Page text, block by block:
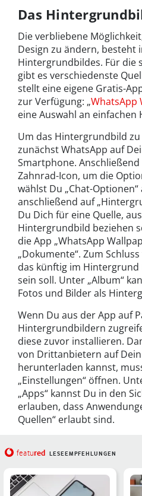
Das
Die verbliebene
Design zu ändern, besteht
Hintergrundbildes. Für die
gibt es verschiedenste
stellt eine eigene Gratis-
zur Verfügung: „WhatsApp
eine Auswahl an
Um das Hintergrundbild
zunächst WhatsApp auf
Smartphone.
Zahnrad-Icon, um die
wählst Du „Chat-
anschließend auf
Du Dich für eine Quelle,
Hintergrundbild beziehen
die App „WhatsApp
„Dokumente“. Zum
das künftig im Hintergrund
sein soll. Unter „Album“
Fotos und Bilder als
Wenn Du aus der App auf
Hintergrundbildern
diese zuvor installieren.
von Drittanbietern auf
herunterladen kannst,
„Einstellungen“ öffnen.
„Apps“ kannst Du in den
erlauben, dass
Quellen“ erlaubt sind.
featured LESEEMPFEHLUNGEN